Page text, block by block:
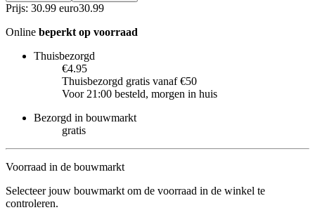
Prijs: 30.99 euro30.99
Online beperkt op voorraad
Thuisbezorgd
€4.95
Thuisbezorgd gratis vanaf €50
Voor 21:00 besteld, morgen in huis
Bezorgd in bouwmarkt
gratis
Voorraad in de bouwmarkt
Selecteer jouw bouwmarkt om de voorraad in de winkel te
controleren.